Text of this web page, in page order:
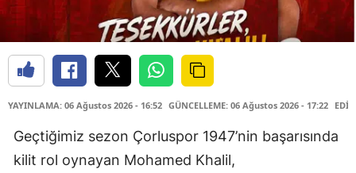
YAYINLAMA: 06 Ağustos 2026 - 16:52 GÜNCELLEME: 06 Ağustos 2026 - 17:22
Geçtiğimiz sezon Çorluspor 1947’nin başarısında
kilit rol oynayan Mohamed Khalil,